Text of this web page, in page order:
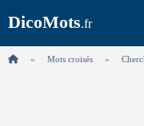
DicoMots.fr
Mots croisés